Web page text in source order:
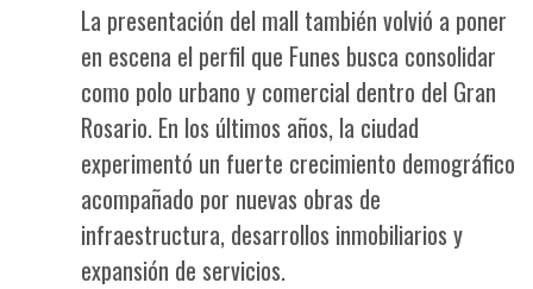
La presentación del mall también volvió a poner
en escena el perfil que Funes busca consolidar
como polo urbano y comercial dentro del Gran
Rosario. En los últimos años, la ciudad
experimentó un fuerte crecimiento demográfico
acompañado por nuevas obras de
infraestructura, desarrollos inmobiliarios y
expansión de servicios.